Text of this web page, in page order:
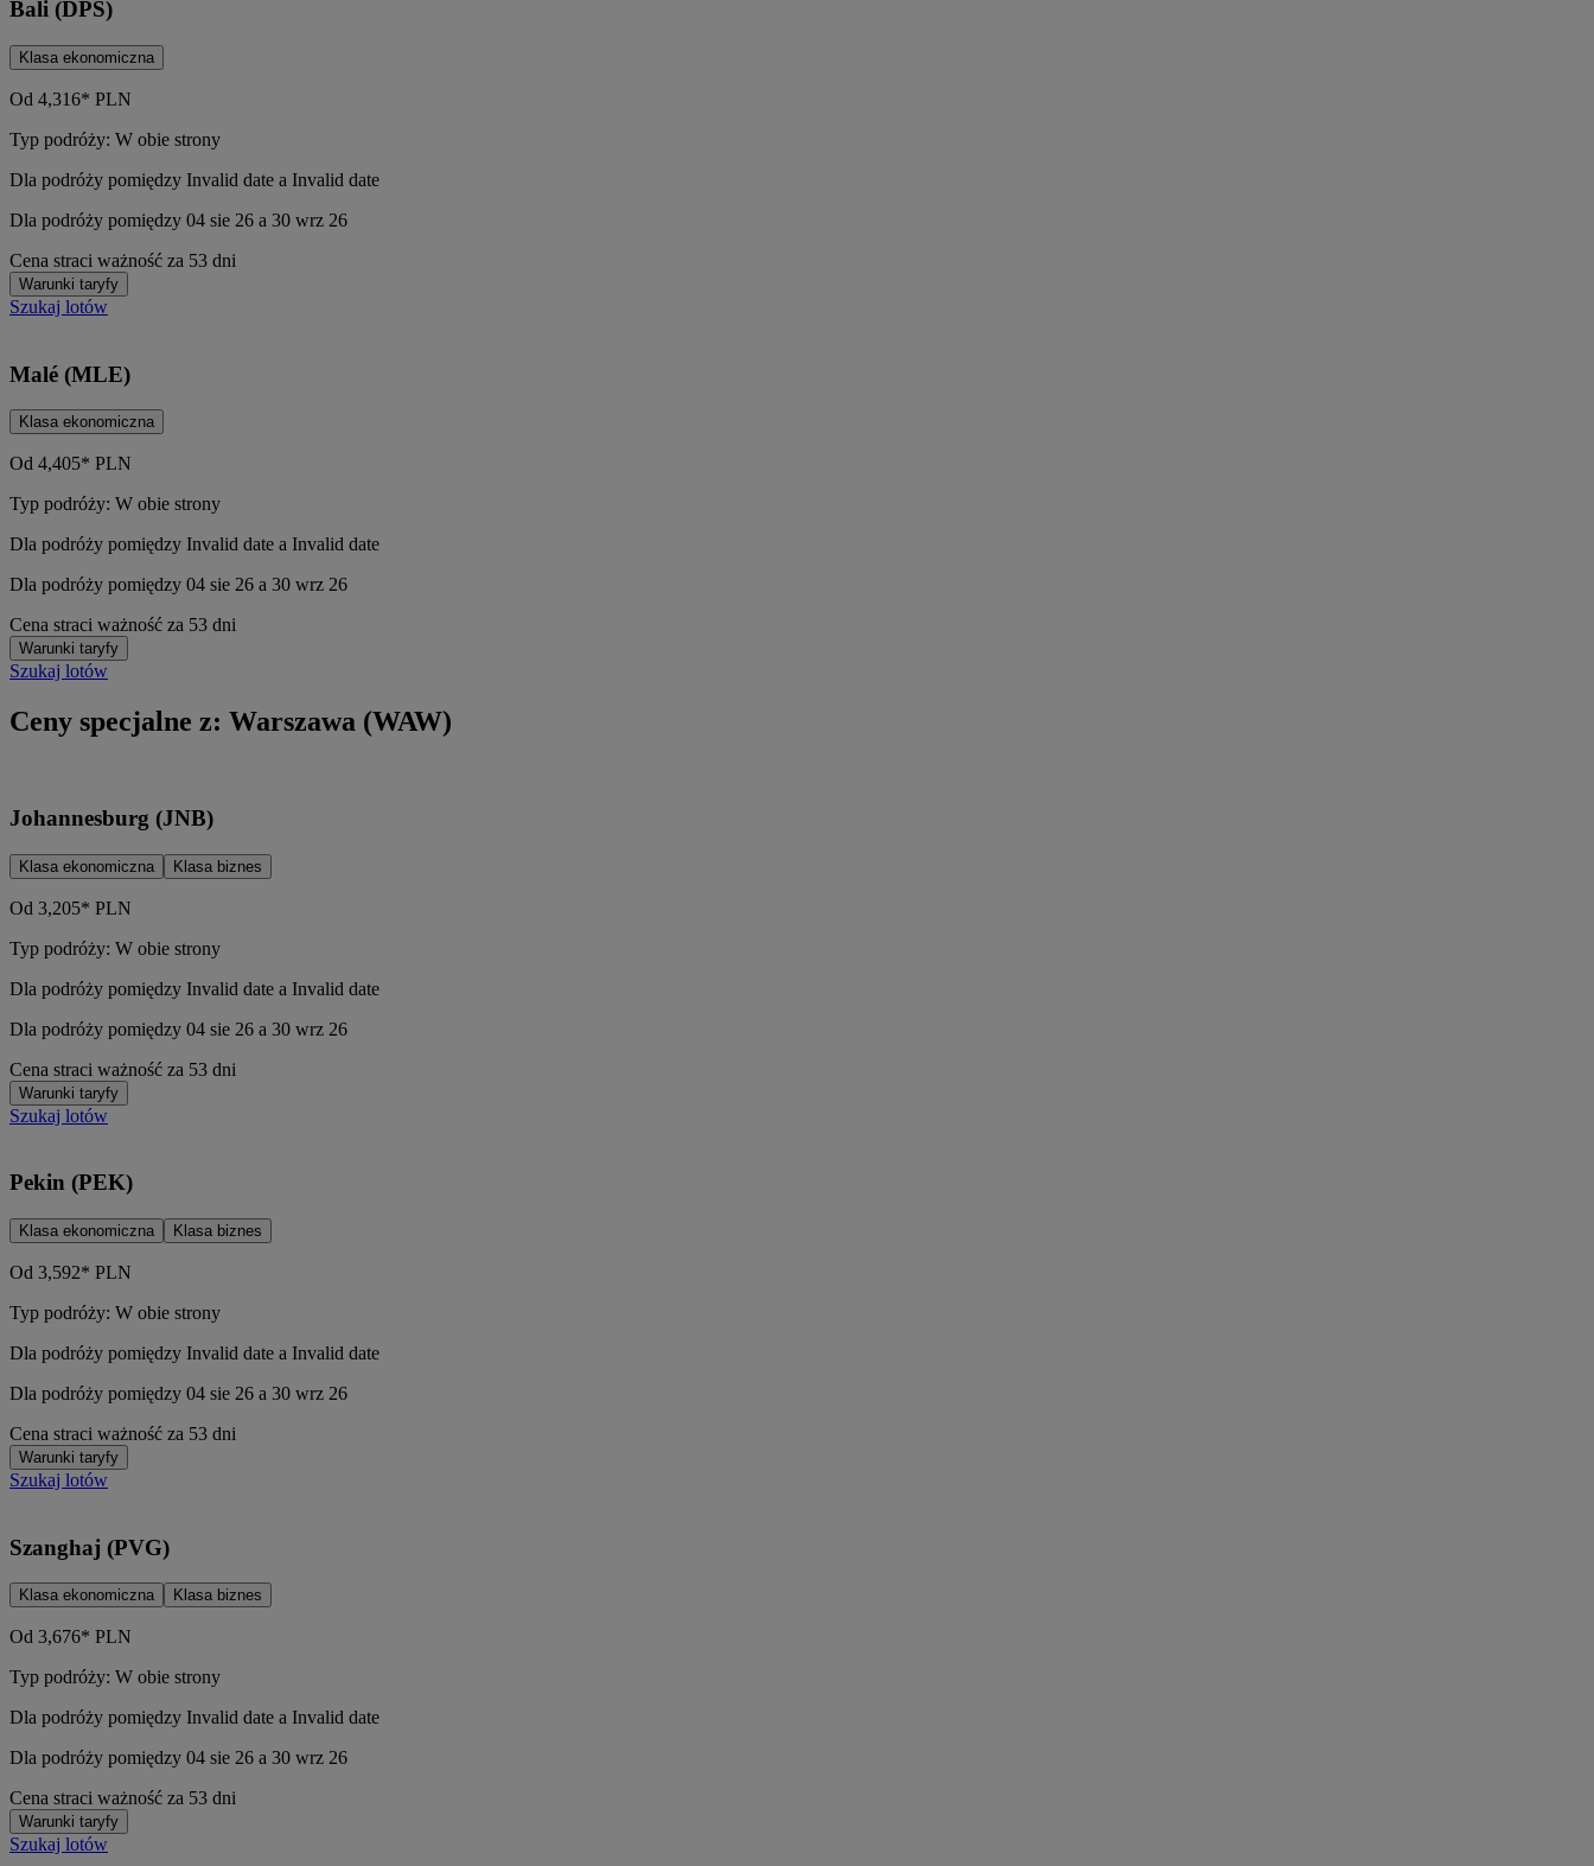
Bali (DPS)
Klasa ekonomiczna
Od 4,316* PLN
Typ podróży: W obie strony
Dla podróży pomiędzy Invalid date a Invalid date
Dla podróży pomiędzy 04 sie 26 a 30 wrz 26
Cena straci ważność za 53 dni
Warunki taryfy
Szukaj lotów
Malé (MLE)
Klasa ekonomiczna
Od 4,405* PLN
Typ podróży: W obie strony
Dla podróży pomiędzy Invalid date a Invalid date
Dla podróży pomiędzy 04 sie 26 a 30 wrz 26
Cena straci ważność za 53 dni
Warunki taryfy
Szukaj lotów
Ceny specjalne z: Warszawa (WAW)
Johannesburg (JNB)
Klasa ekonomiczna Klasa biznes
Od 3,205* PLN
Typ podróży: W obie strony
Dla podróży pomiędzy Invalid date a Invalid date
Dla podróży pomiędzy 04 sie 26 a 30 wrz 26
Cena straci ważność za 53 dni
Warunki taryfy
Szukaj lotów
Pekin (PEK)
Klasa ekonomiczna Klasa biznes
Od 3,592* PLN
Typ podróży: W obie strony
Dla podróży pomiędzy Invalid date a Invalid date
Dla podróży pomiędzy 04 sie 26 a 30 wrz 26
Cena straci ważność za 53 dni
Warunki taryfy
Szukaj lotów
Szanghaj (PVG)
Klasa ekonomiczna Klasa biznes
Od 3,676* PLN
Typ podróży: W obie strony
Dla podróży pomiędzy Invalid date a Invalid date
Dla podróży pomiędzy 04 sie 26 a 30 wrz 26
Cena straci ważność za 53 dni
Warunki taryfy
Szukaj lotów